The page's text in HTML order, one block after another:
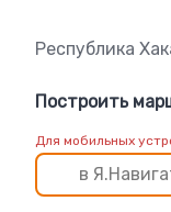
Республика
Построить
Для мобильных
в